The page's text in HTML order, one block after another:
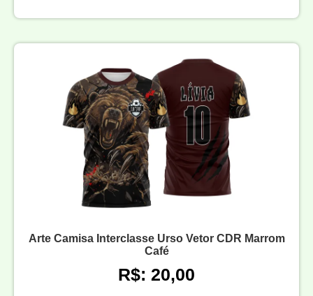
Arte Camisa Interclasse Urso Vetor CDR Marrom
Café
R$: 20,00